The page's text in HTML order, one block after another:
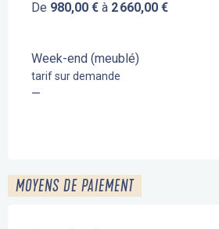
De 980,00 € à 2 660,00 €
Week-end (meublé)
tarif sur demande
—
MOYENS DE PAIEMENT